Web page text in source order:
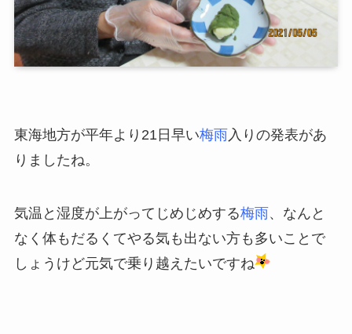
東海地方が平年より21日早い梅雨入りの発表があ
りましたね。
気温と湿度が上がってじめじめする梅雨、なんと
なく体もだるくてやる気も出ない方も多いことで
しょうけど元気で乗り越えたいですね